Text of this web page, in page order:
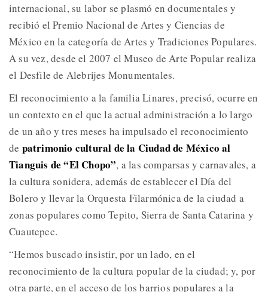
internacional, su labor se plasmó en documentales y
recibió el Premio Nacional de Artes y Ciencias de
México en la categoría de Artes y Tradiciones Populares.
A su vez, desde el 2007 el Museo de Arte Popular realiza
el Desfile de Alebrijes Monumentales.
El reconocimiento a la familia Linares, precisó, ocurre en
un contexto en el que la actual administración a lo largo
de un año y tres meses ha impulsado el reconocimiento
de patrimonio cultural de la Ciudad de México al
Tianguis de “El Chopo”, a las comparsas y carnavales, a
la cultura sonidera, además de establecer el Día del
Bolero y llevar la Orquesta Filarmónica de la ciudad a
zonas populares como Tepito, Sierra de Santa Catarina y
Cuautepec.
“Hemos buscado insistir, por un lado, en el
reconocimiento de la cultura popular de la ciudad; y, por
otra parte, en el acceso de los barrios populares a la